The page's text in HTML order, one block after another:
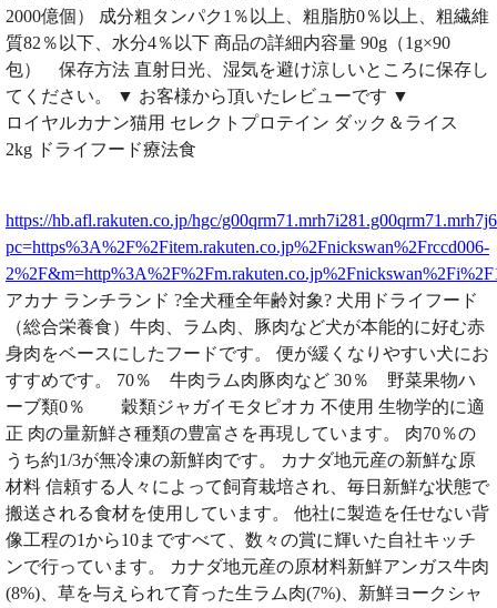
2000億個） 成分粗タンパク1％以上、粗脂肪0％以上、粗繊維
質82％以下、水分4％以下 商品の詳細内容量 90g（1g×90
包） 保存方法 直射日光、湿気を避け涼しいところに保存し
てください。 ▼ お客様から頂いたレビューです ▼
ロイヤルカナン猫用 セレクトプロテイン ダック＆ライス
2kg ドライフード療法食
https://hb.afl.rakuten.co.jp/hgc/
pc=https%3A%2F%2Fitem.rakuten.co.jp%2Fnickswan%2Frccd006-
アカナ ランチランド ?全犬種全年齢対象? 犬用ドライフード
（総合栄養食）牛肉、ラム肉、豚肉など犬が本能的に好む赤
身肉をベースにしたフードです。 便が緩くなりやすい犬にお
すすめです。 70％ 牛肉ラム肉豚肉など 30％ 野菜果物ハ
ーブ類0％ 穀類ジャガイモタピオカ 不使用 生物学的に適
正 肉の量新鮮さ種類の豊富さを再現しています。 肉70％の
うち約1/3が無冷凍の新鮮肉です。 カナダ地元産の新鮮な原
材料 信頼する人々によって飼育栽培され、毎日新鮮な状態で
搬送される食材を使用しています。 他社に製造を任せない背
像工程の1から10まですべて、数々の賞に輝いた自社キッチ
ンで行っています。 カナダ地元産の原材料新鮮アンガス牛肉
(8%)、草を与えられて育った生ラム肉(7%)、新鮮ヨークシャ